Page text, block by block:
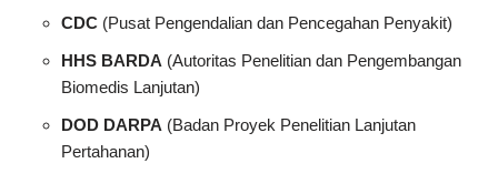
CDC (Pusat Pengendalian dan Pencegahan Penyakit)
HHS BARDA (Autoritas Penelitian dan Pengembangan
Biomedis Lanjutan)
DOD DARPA (Badan Proyek Penelitian Lanjutan
Pertahanan)